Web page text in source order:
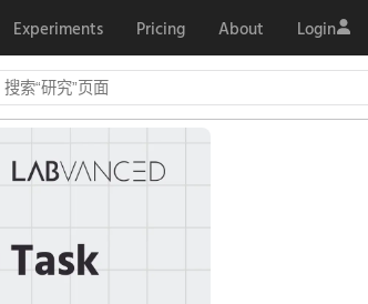
Experiments Pricing About Login